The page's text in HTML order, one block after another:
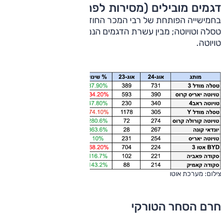
דגמים מובילים (מסירות לפרטיים בלבד)
בחמישייה הפותחת של רבי המכר החודש נמצאים רק דגמים של
טסלה וטויוטה; מבין עשרת הדגמים הנמכרים, ארבעה מהם של
טויוטה.
צילום: מערכת אוטו
חרם הסחר הטורקי